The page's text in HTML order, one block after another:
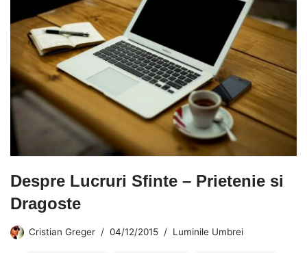
Despre Lucruri Sfinte – Prietenie si
Dragoste
Cristian Greger 04/12/2015 Luminile Umbrei